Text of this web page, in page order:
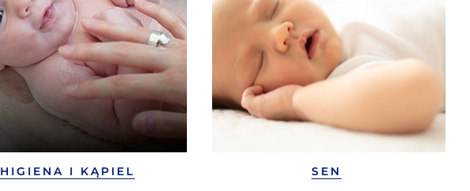
HIGIENA I KĄPIEL SEN